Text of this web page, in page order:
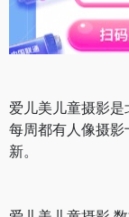
爱儿美儿童摄影
每周都有人像摄
新。